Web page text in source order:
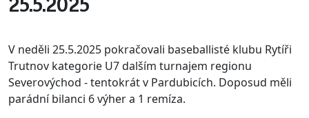
V neděli 25.5.2025 pokračovali baseballisté klubu Rytíři
Trutnov kategorie U7 dalším turnajem regionu
Severovýchod - tentokrát v Pardubicích. Doposud měli
parádní bilanci 6 výher a 1 remíza.